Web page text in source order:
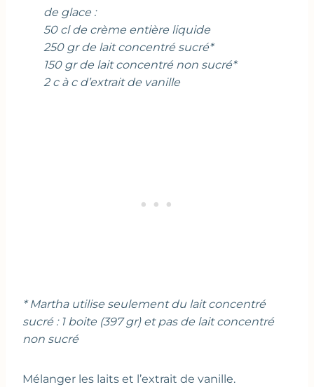
de glace :
50 cl de crème entière liquide
250 gr de lait concentré sucré*
150 gr de lait concentré non sucré*
2 c à c d’extrait de vanille
* Martha utilise seulement du lait concentré
sucré : 1 boite (397 gr) et pas de lait concentré
non sucré
Mélanger les laits et l’extrait de vanille.